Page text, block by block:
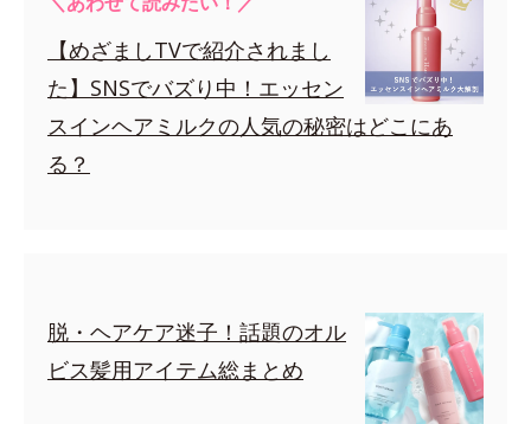
【めざましTVで紹介されまし
た】SNSでバズり中！エッセン
スインヘアミルクの人気の秘密はどこにあ
る？
脱・ヘアケア迷子！話題のオル
ビス髪用アイテム総まとめ